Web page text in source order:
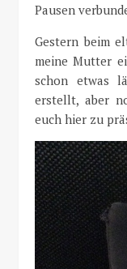
Pausen
Gestern beim
meine Mutter
schon etwas
erstellt, aber
euch hier zu